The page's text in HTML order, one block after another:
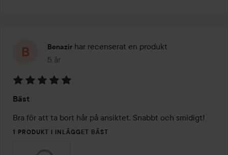
Benazir har recenserat en produkt
5 år
Inlägget skapades 5 år
5
av
5
Bäst
1 PRODUKT I INLÄGGET BÄST